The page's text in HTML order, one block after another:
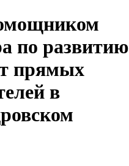
по развитию
прямых
в